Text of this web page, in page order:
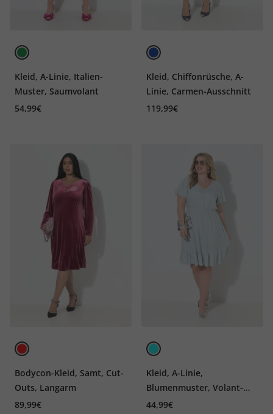
Kleid, A-Linie, Italien-
Muster, Saumvolant
54,99€
Kleid, Chiffonrüsche, A-
Linie, Carmen-Ausschnitt
119,99€
Bodycon-Kleid, Samt, Cut-
Outs, Langarm
89,99€
Kleid, A-Linie,
Blumenmuster, Volant-
Halbarm
44,99€